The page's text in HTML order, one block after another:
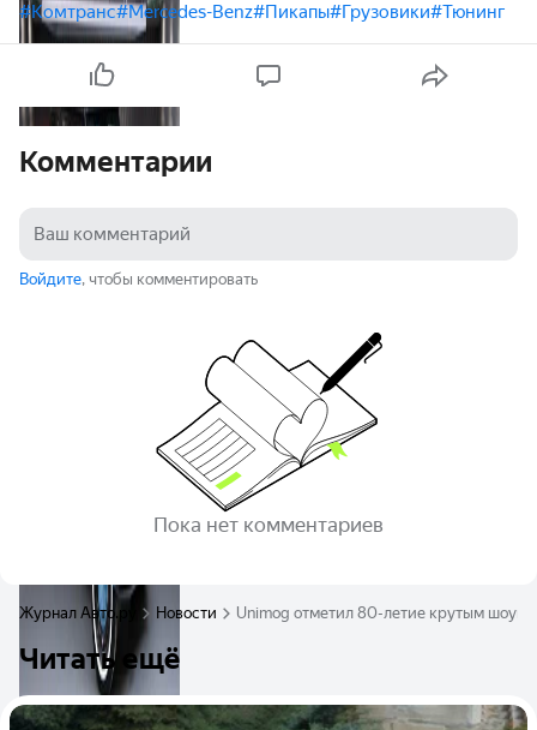
#Комтранс#Mercedes-Benz#Пикапы#Грузовики#Тюнинг
Комментарии
Войдите, чтобы комментировать
Пока нет комментариев
Журнал Авто.ру Новости Unimog отметил 80-летие крутым
Читать ещё